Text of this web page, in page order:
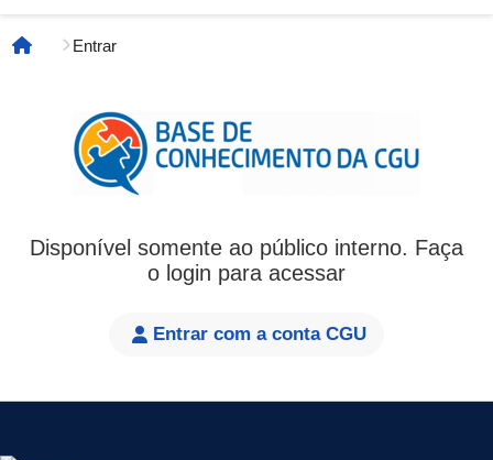
Página inicial
Entrar
Disponível somente ao público interno. Faça
o login para acessar
Entrar com a conta CGU